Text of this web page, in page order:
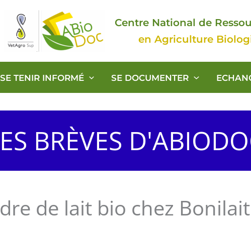
Centre National de
en Agriculture
SE TENIR INFORMÉ SE DOCUMENTER
BRÈVES
de lait bio chez Bonilait